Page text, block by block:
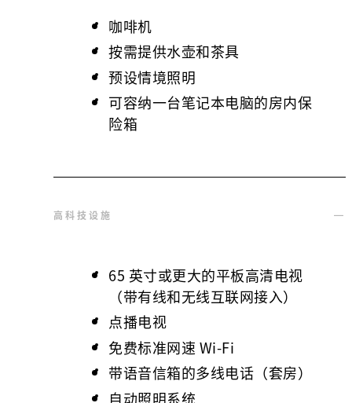
咖啡机
按需提供水壶和茶具
预设情境照明
可容纳一台笔记本电脑的房内保
险箱
高科技设施
65 英寸或更大的平板高清电视
（带有线和无线互联网接入）
点播电视
免费标准网速 Wi-Fi
带语音信箱的多线电话（套房）
自动照明系统